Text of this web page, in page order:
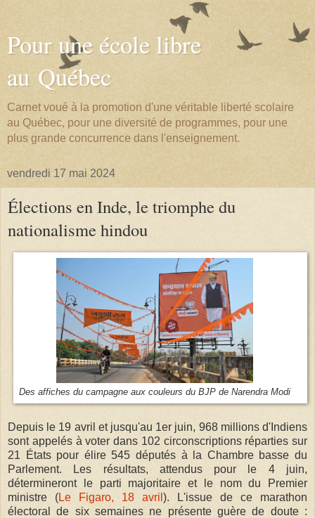
Pour une école libre
au Québec
Carnet voué à la promotion d'une véritable liberté scolaire
au Québec, pour une diversité de programmes, pour une
plus grande concurrence dans l'enseignement.
vendredi 17 mai 2024
Élections en Inde, le triomphe du
nationalisme hindou
Des affiches du campagne aux couleurs du BJP de Narendra Modi
Depuis le 19 avril et jusqu'au 1er juin, 968 millions d'Indiens
sont appelés à voter dans 102 circonscriptions réparties sur
21 États pour élire 545 députés à la Chambre basse du
Parlement. Les résultats, attendus pour le 4 juin,
détermineront le parti majoritaire et le nom du Premier
ministre (Le Figaro, 18 avril ). L'issue de ce marathon
électoral de six semaines ne présente guère de doute :